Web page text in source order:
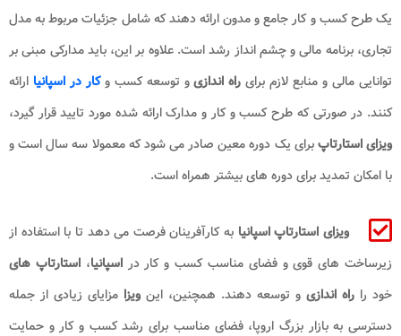
یک طرح کسب و کار جامع و مدون ارائه دهند که شامل جزئیات مربوط به مدل
تجاری، برنامه مالی و چشم انداز رشد است. علاوه بر این، باید مدارکی مبنی بر
توانایی مالی و منابع لازم برایراه اندازیو توسعه کسب وکار در اسپانیا ارائه
کنند. در صورتی که طرح کسب و کار و مدارک ارائه شده مورد تایید قرار گیرد،
ویزای استارتاپبرای یک دوره معین صادر می شود که معمولا سه سال است و
با امکان تمدید برای دوره های بیشتر همراه است.
ویزای استارتاپ اسپانیا به کارآفرینان فرصت می دهد تا با استفاده از
زیرساخت های قوی و فضای مناسب کسب و کار دراسپانیا،استارتاپ های
خود را راه اندازی و توسعه دهند. همچنین، این ویزا مزایای زیادی از جمله
دسترسی به بازار بزرگ اروپا، فضای مناسب برای رشد کسب و کار و حمایت